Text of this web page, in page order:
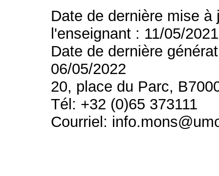
Date de dernière mise
l'enseignant : 11/05/2021
Date de dernière
06/05/2022
20, place du Parc,
Tél: +32 (0)65 373111
Courriel: